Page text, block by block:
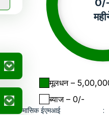
0
मूलधन– ₹
ब्याज– ₹ 0/-
मासिक ईएमआई :